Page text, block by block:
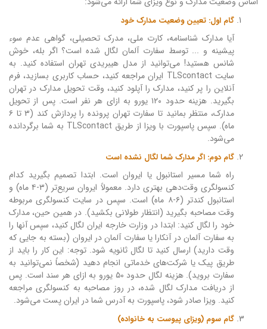
گام اول: تعیین وضعیت مدارک خود
آیا مدارک شناسنامه، کارت ملی، مدرک تحصیلی، گواهی عدم سوء
پیشینه و ... توسط سفارت آلمان لگال شده است؟ اگر بله، خوش
شانس هستید! می‌توانید از مدل هیبریدی تهران استفاده کنید. به
سایت TLScontact ایران مراجعه کنید، حساب کاربری بسازید، فرم
آنلاین را پر کنید، مدارک را آپلود کنید، وقت تحویل مدارک در تهران
بگیرید. هزینه حدود ۱۲۰ یورو به ازای هر نفر است. پس از تحویل
مدارک، منتظر بمانید تا سفارت تهران پرونده را پردازش کند (۳ تا ۶
ماه). سپس پاسپورت با ویزا از طریق TLScontact به شما برگردانده
می‌شود.
گام دوم: اگر مدارک شما لگال نشده است
راه شما مسیر استانبول یا ایروان است. ابتدا تصمیم بگیرید کدام
کنسولگری وقت‌دهی بهتری دارد. معمولاً ایروان سریع‌تر (۳-۴ ماه) و
استانبول کندتر (۶-۸ ماه) است. سپس در سایت کنسولگری مربوطه
وقت مصاحبه بگیرید (انتظار طولانی بکشید). در همین حین، مدارک
خود را لگال کنید: ابتدا در وزارت خارجه ایران لگال کنید، سپس آنها را
به سفارت آلمان در آنکارا یا سفارت آلمان در ایروان (بسته به جایی که
وقت دارید) ارسال کنید تا لگال ثانویه شود. توجه: این کار را باید از
طریق پیک یا شرکت‌های خدماتی انجام دهید (شخصاً نمی‌توانید به
سفارت بروید). هزینه لگال حدود ۵۰ یورو به ازای هر سند است. پس
از دریافت مدارک لگال شده، در روز مصاحبه به کنسولگری مراجعه
کنید. ویزا صادر شود، پاسپورت به آدرس شما در ایران پست می‌شود.
گام سوم (ویزای پیوست به خانواده)